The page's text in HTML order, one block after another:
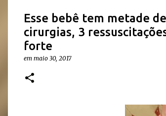
Esse bebê tem metade
cirurgias, 3
forte
em maio 30, 2017